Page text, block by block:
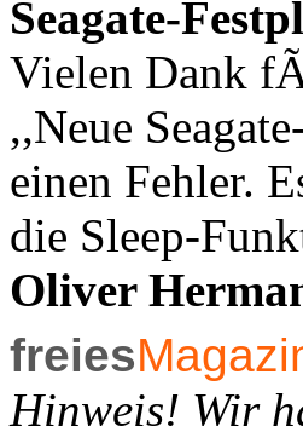
Seagate-
Vielen Dank
,,Neue
einen Fehler.
die Sleep-
Oliver
freies
Hinweis! Wir